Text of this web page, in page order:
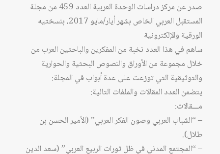
صدر عن مركز دراسات الوحدة العربية العدد 459 من مجلة
المستقبل العربي الخاص بشهر أيار/مايو 2017، بنسختيه
الورقية والإلكترونية
ساهم في هذا العدد نخبة من المفكرين والباحثين العرب من
خلال مجموعة من الأوراق والنصوص البحثية والحوارية
والتوثيقية التي توزعت على عدة أبواب في المجلة:
يتضمن العدد المقالات والملفات التالية:
مـــقالات:
– “الشباب العربي وصون الفكر العربي” (الأمير الحسن بن
طلال).
– “المجتمع المدني في ظل ثورات الربيع العربي” (سعد الدين